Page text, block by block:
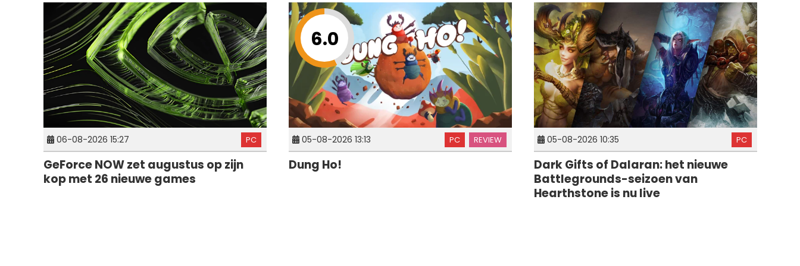
06-08-2026 15:27 PC
GeForce NOW zet augustus op zijn
kop met 26 nieuwe games
6.0
05-08-2026 13:13 PC REVIEW
Dung Ho!
05-08-2026 10:35 PC
Dark Gifts of Dalaran: het nieuwe
Battlegrounds-seizoen van
Hearthstone is nu live